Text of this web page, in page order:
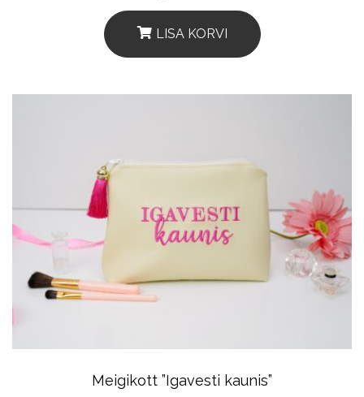
LISA KORVI
Meigikott ”Igavesti kaunis”